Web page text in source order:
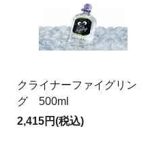
クライナーファイグリン
グ 500ml
2,415円(税込)